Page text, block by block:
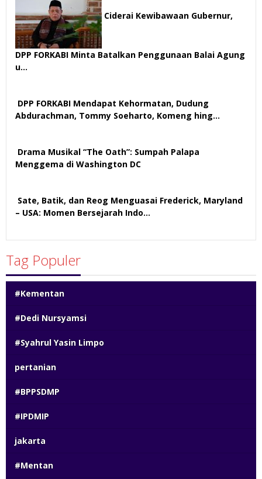
Ciderai Kewibawaan Gubernur,
DPP FORKABI Minta Batalkan Penggunaan Balai Agung
u…
DPP FORKABI Mendapat Kehormatan, Dudung
Abdurachman, Tommy Soeharto, Komeng hing…
Drama Musikal “The Oath”: Sumpah Palapa
Menggema di Washington DC
Sate, Batik, dan Reog Menguasai Frederick, Maryland
– USA: Momen Bersejarah Indo…
Tag Populer
#Kementan
#Dedi Nursyamsi
#Syahrul Yasin Limpo
pertanian
#BPPSDMP
#IPDMIP
jakarta
#Mentan